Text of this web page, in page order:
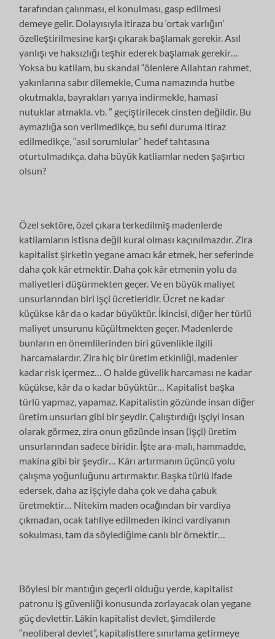
tarafından çalınması, el konulması, gasp edilmesi
demeye gelir. Dolayısıyla itiraza bu ‘ortak varlığın’
özelleştirilmesine karşı çıkarak başlamak gerekir. Asıl
yanlışı ve haksızlığı teşhir ederek başlamak gerekir…
Yoksa bu katliam, bu skandal “ölenlere Allahtan rahmet,
yakınlarına sabır dilemekle, Cuma namazında hutbe
okutmakla, bayrakları yarıya indirmekle, hamasî
nutuklar atmakla. vb. ” geçiştirilecek cinsten değildir. Bu
aymazlığa son verilmedikçe, bu sefil duruma itiraz
edilmedikçe, “asıl sorumlular” hedef tahtasına
oturtulmadıkça, daha büyük katliamlar neden şaşırtıcı
olsun?
Özel sektöre, özel çıkara terkedilmiş madenlerde
katliamların istisna değil kural olması kaçınılmazdır. Zira
kapitalist şirketin yegane amacı kâr etmek, her seferinde
daha çok kâr etmektir. Daha çok kâr etmenin yolu da
maliyetleri düşürmekten geçer. Ve en büyük maliyet
unsurlarından biri işçi ücretleridir. Ücret ne kadar
küçükse kâr da o kadar büyüktür. İkincisi, diğer her türlü
maliyet unsurunu küçültmekten geçer. Madenlerde
bunların en önemlilerinden biri güvenlikle ilgili
harcamalardır. Zira hiç bir üretim etkinliği, madenler
kadar risk içermez… O halde güvelik harcaması ne kadar
küçükse, kâr da o kadar büyüktür… Kapitalist başka
türlü yapmaz, yapamaz. Kapitalistin gözünde insan diğer
üretim unsurları gibi bir şeydir. Çalıştırdığı işçiyi insan
olarak görmez, zira onun gözünde insan (işçi) üretim
unsurlarından sadece biridir. İşte ara-malı, hammadde,
makina gibi bir şeydir… Kârı artırmanın üçüncü yolu
çalışma yoğunluğunu artırmaktır. Başka türlü ifade
edersek, daha az işçiyle daha çok ve daha çabuk
üretmektir… Nitekim maden ocağından bir vardiya
çıkmadan, ocak tahliye edilmeden ikinci vardiyanın
sokulması, tam da söylediğime canlı bir örnektir…
Böylesi bir mantığın geçerli olduğu yerde, kapitalist
patronu iş güvenliği konusunda zorlayacak olan yegane
güç devlettir. Lâkin kapitalist devlet, şimdilerde
“neoliberal devlet”, kapitalistlere sınırlama getirmeye